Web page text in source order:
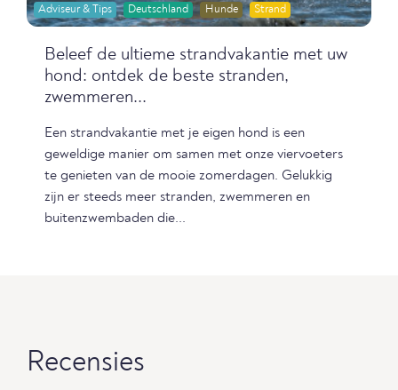
Adviseur & Tips Deutschland Hunde Strand
Beleef de ultieme strandvakantie met uw
hond: ontdek de beste stranden,
zwemmeren...
Een strandvakantie met je eigen hond is een
geweldige manier om samen met onze viervoeters
te genieten van de mooie zomerdagen. Gelukkig
zijn er steeds meer stranden, zwemmeren en
buitenzwembaden die...
Recensies